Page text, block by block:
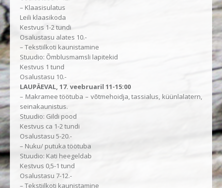
– Klaasisulatus
Leili klaasikoda
Kestvus 1-2 tundi
Osalustasu alates 10.-
– Tekstiilkoti kaunistamine
Stuudio: Õmblusmamsli lapitekid
Kestvus 1 tund
Osalustasu 10.-
LAUPÄEVAL, 17. veebruaril 11-15:00
– Makramee töötuba – võtmehoidja, tassialus, küünlalatern,
seinakaunistus.
Stuudio: Gildi pood
Kestvus ca 1-2 tundi
Osalustasu 5-20.-
– Nuku/ putuka töötuba
Stuudio: Kati heegeldab
Kestvus 0,5-1 tund
Osalustasu 7-12.-
– Tekstiilkoti kaunistamine